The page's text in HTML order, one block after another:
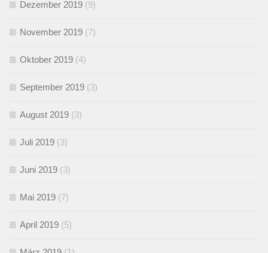
Dezember 2019 (9)
November 2019 (7)
Oktober 2019 (4)
September 2019 (3)
August 2019 (3)
Juli 2019 (3)
Juni 2019 (3)
Mai 2019 (7)
April 2019 (5)